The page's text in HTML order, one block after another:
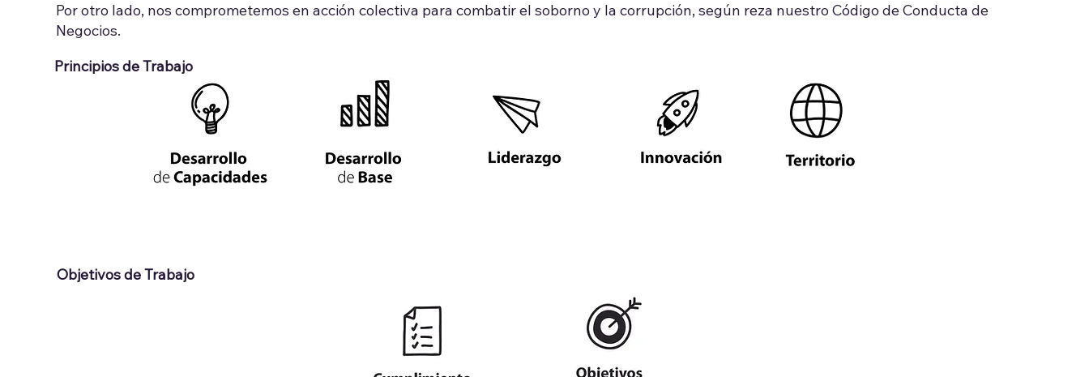
Por otro lado, nos comprometemos en acción colectiva para combatir el soborno y la corrupción, según reza nuestro Código de Conducta de
Negocios.
Principios de Trabajo
Objetivos de Trabajo